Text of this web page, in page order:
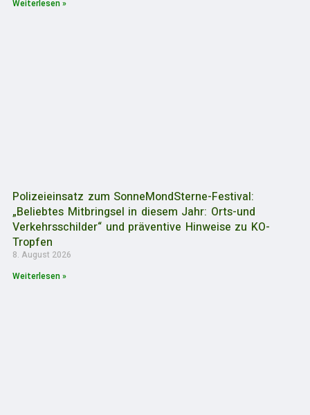
Weiterlesen »
Polizeieinsatz zum SonneMondSterne-Festival:
„Beliebtes Mitbringsel in diesem Jahr: Orts-und
Verkehrsschilder“ und präventive Hinweise zu KO-
Tropfen
8. August 2026
Weiterlesen »